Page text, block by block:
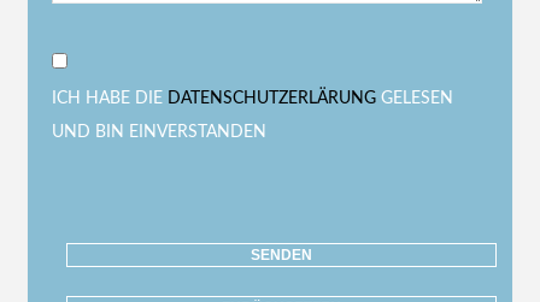
ICH HABE DIE DATENSCHUTZERLÄRUNG GELESEN
UND BIN EINVERSTANDEN